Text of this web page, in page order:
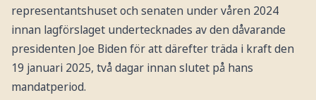
representantshuset och senaten under våren 2024
innan lagförslaget undertecknades av den dåvarande
presidenten Joe Biden för att därefter träda i kraft den
19 januari 2025, två dagar innan slutet på hans
mandatperiod.